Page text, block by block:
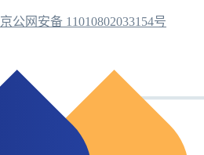
京公网安备 11010802033154号